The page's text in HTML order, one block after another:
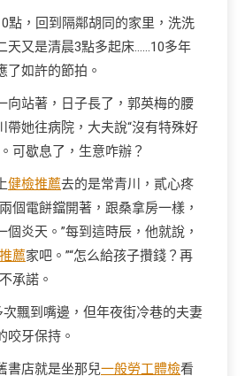
點，回到隔鄰胡同的家里，洗洗
天又是清晨3點多起床……10多年
了如許的節拍。
向站著，日子長了，郭英梅的腰
帶她往病院，大夫說“沒有特殊好
可歇息了，生意咋辦？
健檢推薦去的是常青川，貳心疼
個電餅鐺開著，跟桑拿房一樣，
炎天。”每到這時辰，他就說，
薦家吧。”“怎么給孩子攢錢？再
承諾。
次飄到嘴邊，但年夜街冷巷的夫妻
咬牙保持。
書店就是坐那兒一般勞工體檢看